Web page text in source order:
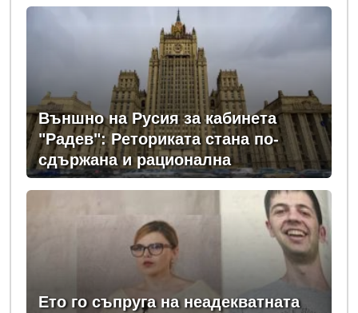
Външно на Русия за кабинета
"Радев": Реториката стана по-
сдържана и рационална
Ето го съпруга на неадекватната